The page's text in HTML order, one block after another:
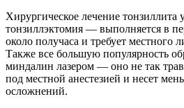
Хирургическое лечение тонзиллита
тонзиллэктомия — выполняется в
около получаса и требует местного
Также все большую популярность
миндалин лазером — оно не так
под местной анестезией и несет
осложнений.